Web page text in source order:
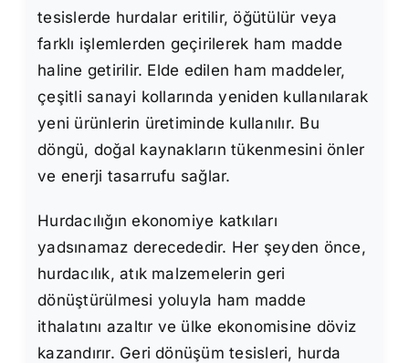
tesislerde hurdalar eritilir, öğütülür veya
farklı işlemlerden geçirilerek ham madde
haline getirilir. Elde edilen ham maddeler,
çeşitli sanayi kollarında yeniden kullanılarak
yeni ürünlerin üretiminde kullanılır. Bu
döngü, doğal kaynakların tükenmesini önler
ve enerji tasarrufu sağlar.
Hurdacılığın ekonomiye katkıları
yadsınamaz derecededir. Her şeyden önce,
hurdacılık, atık malzemelerin geri
dönüştürülmesi yoluyla ham madde
ithalatını azaltır ve ülke ekonomisine döviz
kazandırır. Geri dönüşüm tesisleri, hurda